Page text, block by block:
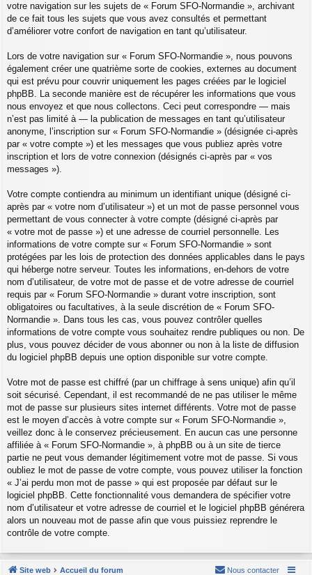
votre navigation sur les sujets de « Forum SFO-Normandie », archivant
de ce fait tous les sujets que vous avez consultés et permettant
d’améliorer votre confort de navigation en tant qu’utilisateur.
Lors de votre navigation sur « Forum SFO-Normandie », nous pouvons
également créer une quatrième sorte de cookies, externes au document
qui est prévu pour couvrir uniquement les pages créées par le logiciel
phpBB. La seconde manière est de récupérer les informations que vous
nous envoyez et que nous collectons. Ceci peut correspondre — mais
n’est pas limité à — la publication de messages en tant qu’utilisateur
anonyme, l’inscription sur « Forum SFO-Normandie » (désignée ci-après
par « votre compte ») et les messages que vous publiez après votre
inscription et lors de votre connexion (désignés ci-après par « vos
messages »).
Votre compte contiendra au minimum un identifiant unique (désigné ci-
après par « votre nom d’utilisateur ») et un mot de passe personnel vous
permettant de vous connecter à votre compte (désigné ci-après par
« votre mot de passe ») et une adresse de courriel personnelle. Les
informations de votre compte sur « Forum SFO-Normandie » sont
protégées par les lois de protection des données applicables dans le pays
qui héberge notre serveur. Toutes les informations, en-dehors de votre
nom d’utilisateur, de votre mot de passe et de votre adresse de courriel
requis par « Forum SFO-Normandie » durant votre inscription, sont
obligatoires ou facultatives, à la seule discrétion de « Forum SFO-
Normandie ». Dans tous les cas, vous pouvez contrôler quelles
informations de votre compte vous souhaitez rendre publiques ou non. De
plus, vous pouvez décider de vous abonner ou non à la liste de diffusion
du logiciel phpBB depuis une option disponible sur votre compte.
Votre mot de passe est chiffré (par un chiffrage à sens unique) afin qu’il
soit sécurisé. Cependant, il est recommandé de ne pas utiliser le même
mot de passe sur plusieurs sites internet différents. Votre mot de passe
est le moyen d’accès à votre compte sur « Forum SFO-Normandie »,
veillez donc à le conservez précieusement. En aucun cas une personne
affiliée à « Forum SFO-Normandie », à phpBB ou à un site de tierce
partie ne peut vous demander légitimement votre mot de passe. Si vous
oubliez le mot de passe de votre compte, vous pouvez utiliser la fonction
« J’ai perdu mon mot de passe » qui est proposée par défaut sur le
logiciel phpBB. Cette fonctionnalité vous demandera de spécifier votre
nom d’utilisateur et votre adresse de courriel et le logiciel phpBB générera
alors un nouveau mot de passe afin que vous puissiez reprendre le
contrôle de votre compte.
Site web Accueil du forum Nous contacter